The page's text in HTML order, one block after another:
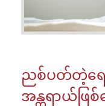
ညစ်ပတ်တဲ့ရ
အန္တရာယ်ဖြ